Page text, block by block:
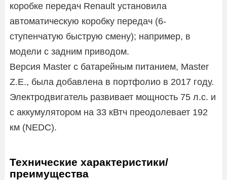
коробке передач Renault установила
автоматическую коробку передач (6-
ступенчатую быструю смену); например, в
модели с задним приводом.
Версия Master с батарейным питанием, Master
Z.E., была добавлена ​​в портфолио в 2017 году.
Электродвигатель развивает мощность 75 л.с. и
с аккумулятором на 33 кВтч преодолевает 192
км (NEDC).
Технические характеристики/
преимущества